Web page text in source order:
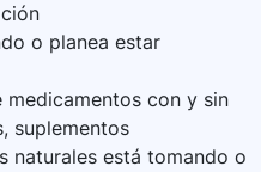
o planea estar
medicamentos con y sin
suplementos
naturales está tomando o